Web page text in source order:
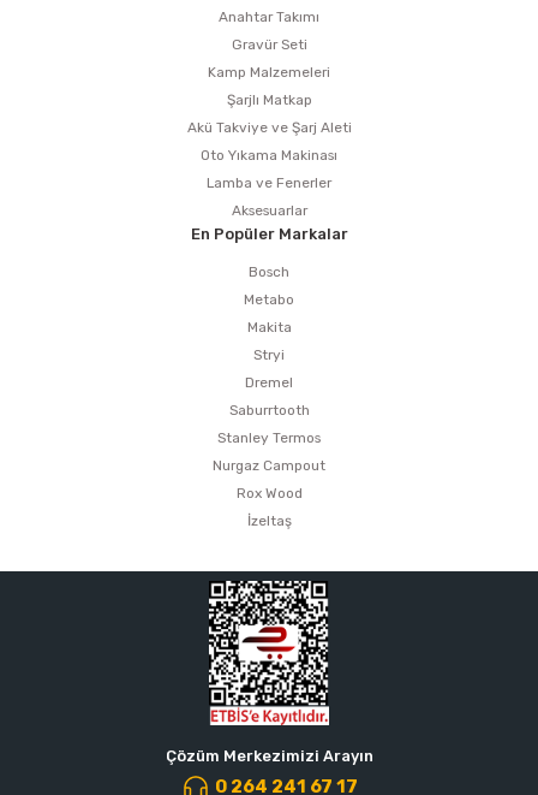
Anahtar Takımı
Gravür Seti
Kamp Malzemeleri
Şarjlı Matkap
Akü Takviye ve Şarj Aleti
Oto Yıkama Makinası
Lamba ve Fenerler
Aksesuarlar
En Popüler Markalar
Bosch
Metabo
Makita
Stryi
Dremel
Saburrtooth
Stanley Termos
Nurgaz Campout
Rox Wood
İzeltaş
Çözüm Merkezimizi Arayın
0 264 241 67 17